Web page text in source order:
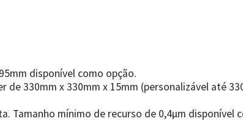
disponível como opção.
de 330mm x 330mm x 15mm (personalizável até
Tamanho mínimo de recurso de 0,4µm disponível